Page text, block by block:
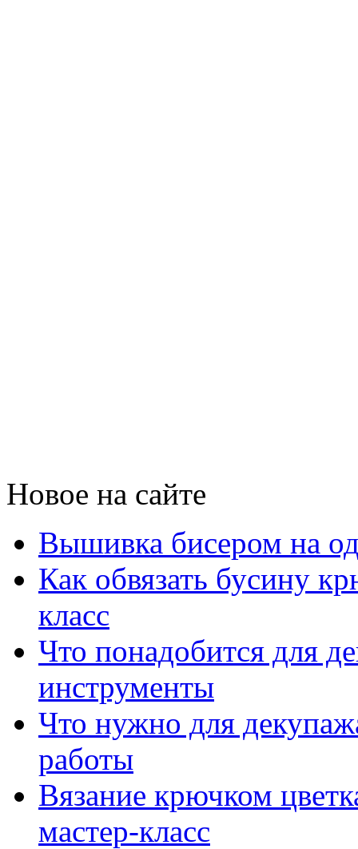
Новое на сайте
Вышивка бисером на
Как обвязать бусину
класс
Что понадобится для
инструменты
Что нужно для
работы
Вязание крючком
мастер-класс